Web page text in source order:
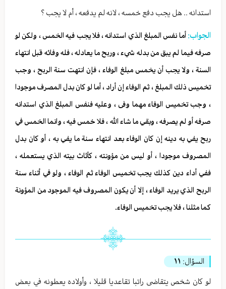
استدانه .. هل يجب دفع خمسه ، لانه لم يدفعه ، أم لا يجب ؟
الجواب:أما نفس المبلغ الذي استدانه ، فلا يجب فيه الخمس ، ولكن لو
صرفه فيما لم يبق من بدله شيء ، وربح ما يعادله ، فله وفائه قبل انتهاء
السنة ، ولا يجب أن يخمس مبلغ الوفاء ، فإن انتهت سنة الربح ، وجب
تخميس ذلك المبلغ ، ثم الوفاء إن أراد ، أما لو كان بدل المصرف موجودا
، وجب تخميس الوفاء مهما وفى ، وعليه فنفس المبلغ الذي استدانه
صرفه أو لم يصرفه ، وبقي ما شاء الله ، فلا خمس فيه ، وانما الخمس في
ربح يفي به دينه إن كان الوفاء بعد انتهاء سنة ما يفي به ، أو كان بدل
المصروف موجودا ، أو ليس من مؤونته ، كأثاث بيته الذي يستعمله ،
ففي أداء دين كذلك يجب تخميس الوفاء ثم الوفاء ، ولو في أثناء سنة
الربح الذي يريد الوفاء ، إلا أن يكون المصروف فيه الموجود من المؤونة
كما مثلنا ، فلا يجب تخميس الوفاء.
السؤال: ١١
لو كان شخص يتقاضى راتبا تقاعديا قليلا ، وأولاده يعطونه في بعض